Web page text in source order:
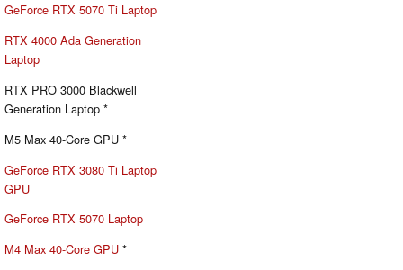
GeForce RTX 5070 Ti Laptop
RTX 4000 Ada Generation
Laptop
RTX PRO 3000 Blackwell
Generation Laptop *
M5 Max 40-Core GPU *
GeForce RTX 3080 Ti Laptop
GPU
GeForce RTX 5070 Laptop
M4 Max 40-Core GPU *